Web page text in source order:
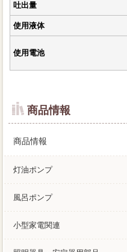
吐出量
使用液体
使用電池
商品情報
商品情報
灯油ポンプ
風呂ポンプ
小型家電関連